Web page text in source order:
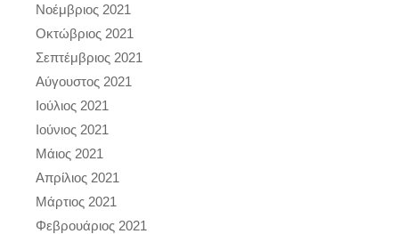
Νοέμβριος 2021
Οκτώβριος 2021
Σεπτέμβριος 2021
Αύγουστος 2021
Ιούλιος 2021
Ιούνιος 2021
Μάιος 2021
Απρίλιος 2021
Μάρτιος 2021
Φεβρουάριος 2021